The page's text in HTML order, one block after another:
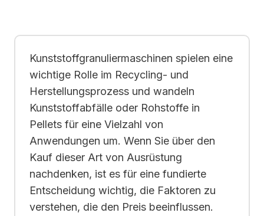
Kunststoffgranuliermaschinen spielen eine
wichtige Rolle im Recycling- und
Herstellungsprozess und wandeln
Kunststoffabfälle oder Rohstoffe in
Pellets für eine Vielzahl von
Anwendungen um. Wenn Sie über den
Kauf dieser Art von Ausrüstung
nachdenken, ist es für eine fundierte
Entscheidung wichtig, die Faktoren zu
verstehen, die den Preis beeinflussen.